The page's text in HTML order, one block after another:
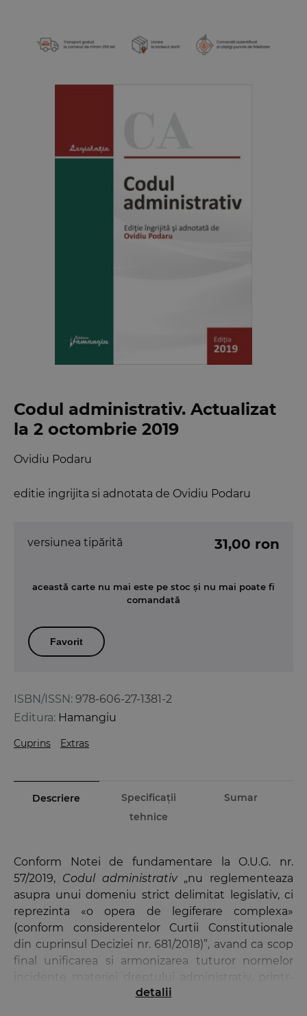
Codul administrativ. Actualizat
la 2 octombrie 2019
editie ingrijita si adnotata de Ovidiu Podaru
Ovidiu Podaru
ISBN/ISSN: 978-606-27-1381-2
Editura: Hamangiu
Cuprins Extras
versiunea tipărită 31,00 ron
această carte nu mai este pe stoc și nu mai poate fi
comandată
Favorit
Descriere
Specificații
tehnice
Sumar
Conform Notei de fundamentare la O.U.G. nr.
57/2019, Codul administrativ„nu reglementeaza
asupra unui domeniu strict delimitat legislativ, ci
reprezinta «o opera de legiferare complexa»
(conform considerentelor Curtii Constitutionale
din cuprinsul Deciziei nr. 681/2018)”, avand ca scop
final unificarea si armonizarea tuturor normelor
un act normativ unic. Acesta vine sa raspunda unor
detalii